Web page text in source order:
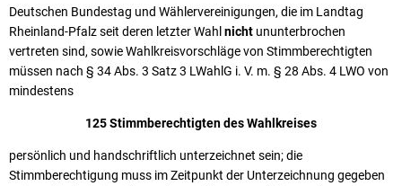
Deutschen Bundestag und Wählervereinigungen, die im Landtag
Rheinland-Pfalz seit deren letzter Wahlnicht ununterbrochen
vertreten sind, sowie Wahlkreisvorschläge von Stimmberechtigten
müssen nach § 34 Abs. 3 Satz 3 LWahlG i. V. m. § 28 Abs. 4 LWO von
mindestens
125 Stimmberechtigten des Wahlkreises
persönlich und handschriftlich unterzeichnet sein; die
Stimmberechtigung muss im Zeitpunkt der Unterzeichnung gegeben